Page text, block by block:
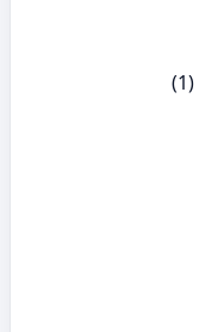
(1)